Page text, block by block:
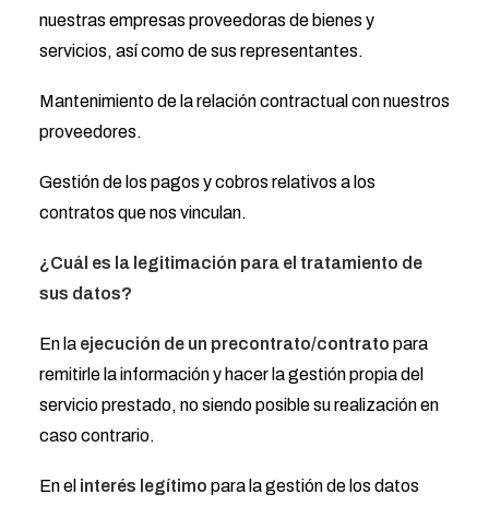
nuestras empresas proveedoras de bienes y
servicios, así como de sus representantes.
Mantenimiento de la relación contractual con nuestros
proveedores.
Gestión de los pagos y cobros relativos a los
contratos que nos vinculan.
¿Cuál es la legitimación para el tratamiento de
sus datos?
En la ejecución de un precontrato/contrato para
remitirle la información y hacer la gestión propia del
servicio prestado, no siendo posible su realización en
caso contrario.
En el interés legítimo para la gestión de los datos